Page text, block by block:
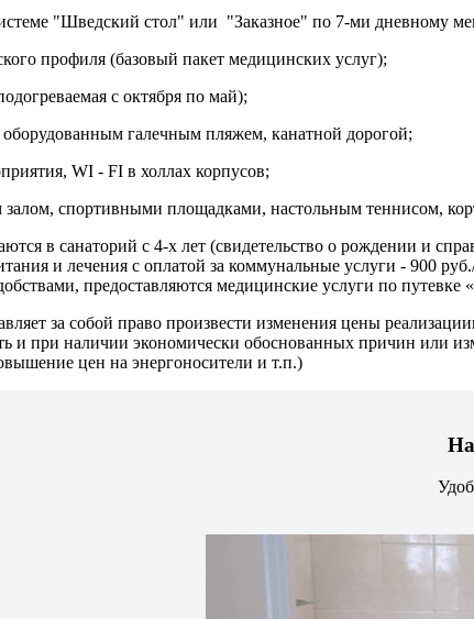
"Шведский стол" или "Заказное" по 7-ми дневному
профиля (базовый пакет медицинских услуг);
с октября по май);
галечным пляжем, канатной дорогой;
WI - FI в холлах корпусов;
спортивными площадками, настольным теннисом,
в санаторий с 4-х лет (свидетельство о рождении и
и лечения с оплатой за коммунальные услуги - 900
предоставляются медицинские услуги по путевке
за собой право произвести изменения цены
и при наличии экономически обоснованных причин или
цен на энергоносители и т.п.)